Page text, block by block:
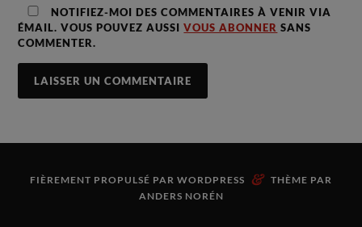
NOTIFIEZ-MOI DES COMMENTAIRES À VENIR VIA
ÉMAIL. VOUS POUVEZ AUSSIVOUS ABONNER SANS
COMMENTER.
FIÈREMENT PROPULSÉ PAR WORDPRESS & THÈME PAR
ANDERS NORÉN